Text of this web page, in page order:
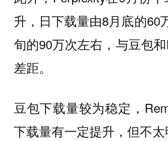
升，日下载量由8月底的60
旬的90万次左右，与豆包
差距。
豆包下载量较为稳定，
下载量有一定提升，但不太